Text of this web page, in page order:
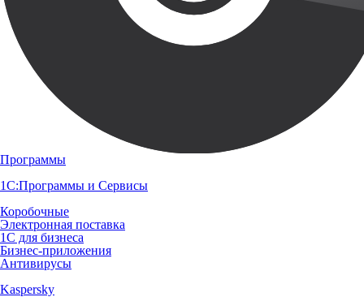
Программы
1С:Программы и Сервисы
Коробочные
Электронная поставка
1С для бизнеса
Бизнес-приложения
Антивирусы
Kaspersky